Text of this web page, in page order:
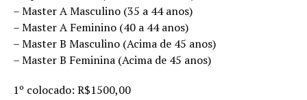
– Master A Masculino (35 a 44 anos)
– Master A Feminino (40 a 44 anos)
– Master B Masculino (Acima de 45 anos)
– Master B Feminina (Acima de 45 anos)
1º colocado: R$1500,00